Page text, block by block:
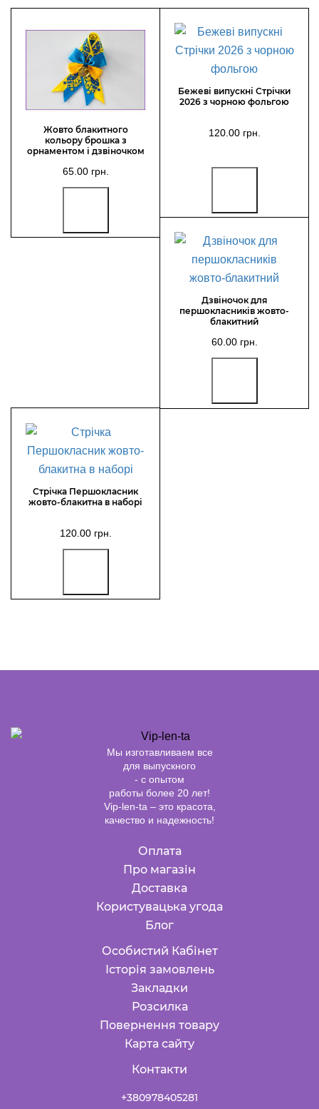
Жовто блакитного
кольору брошка з
орнаментом і дзвіночком
65.00 грн.
Бежеві випускні Стрічки
2026 з чорною фольгою
120.00 грн.
Дзвіночок для
першокласників жовто-
блакитний
60.00 грн.
Стрічка Першокласник
жовто-блакитна в наборі
120.00 грн.
Мы изготавливаем все
для выпускного
- с опытом
работы более 20 лет!
Vip-len-ta – это красота,
качество и надежность!
Оплата
Про магазін
Доставка
Користувацька угода
Блог
Особистий Кабінет
Історія замовлень
Закладки
Розсилка
Повернення товару
Карта сайту
Контакти
+380978405281